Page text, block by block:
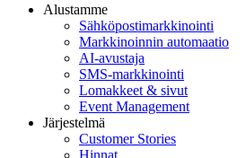
Alustamme
Sähköpostimarkkinointi
Markkinoinnin automaatio
AI-avustaja
SMS-markkinointi
Lomakkeet & sivut
Event Management
Järjestelmä
Customer Stories
Hinnat